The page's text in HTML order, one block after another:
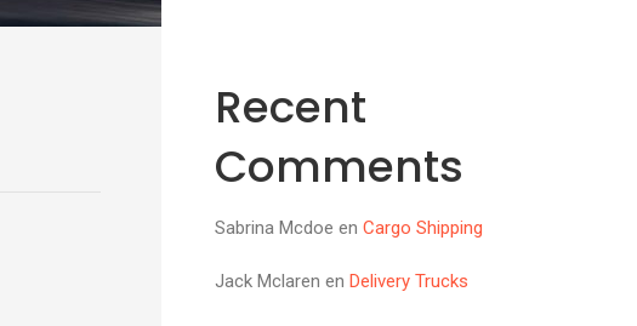
Recent
Comments
Sabrina Mcdoe en Cargo Shipping
Jack Mclaren en Delivery Trucks